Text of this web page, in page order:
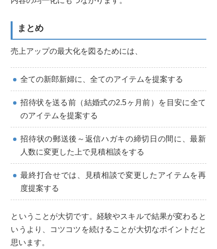
まとめ
売上アップの最大化を図るためには、
全ての新郎新婦に、全てのアイテムを提案する
招待状を送る前（結婚式の2.5ヶ月前）を目安に全て
のアイテムを提案する
招待状の郵送後～返信ハガキの締切日の間に、最新
人数に変更した上で見積相談をする
最終打合せでは、見積相談で変更したアイテムを再
度提案する
ということが大切です。経験やスキルで結果が変わると
いうより、コツコツを続けることが大切なポイントだと
思います。